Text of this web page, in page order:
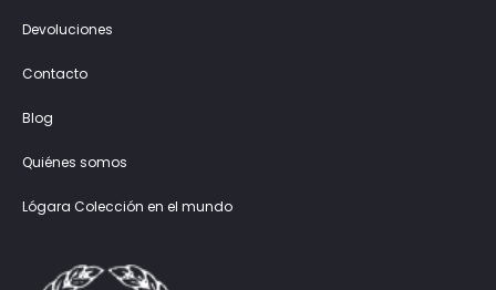
Devoluciones
Contacto
Blog
Quiénes somos
Lógara Colección en el mundo